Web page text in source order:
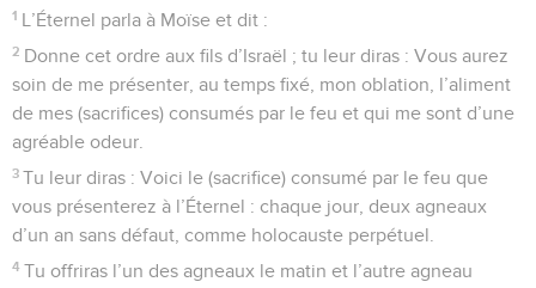
1 L’Éternel parla à Moïse et dit :
2 Donne cet ordre aux fils d’Israël ; tu leur diras : Vous aurez
soin de me présenter, au temps fixé, mon oblation, l’aliment
de mes (sacrifices) consumés par le feu et qui me sont d’une
agréable odeur.
3 Tu leur diras : Voici le (sacrifice) consumé par le feu que
vous présenterez à l’Éternel : chaque jour, deux agneaux
d’un an sans défaut, comme holocauste perpétuel.
4 Tu offriras l’un des agneaux le matin et l’autre agneau